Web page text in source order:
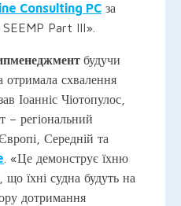
Consulting PC за
SEEMP Part III».
будучи
схвалення
Іоанніс Чіотопулос,
– регіональний
Середній та
. «Це демонструє їхню
що їхні судна будуть на
дотримання